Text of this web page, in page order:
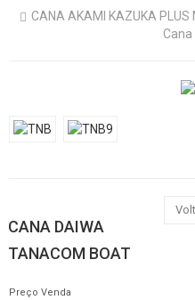
CANA AKAMI KAZUKA
CANA DAIWA
TANACOM BOAT
Preço Venda